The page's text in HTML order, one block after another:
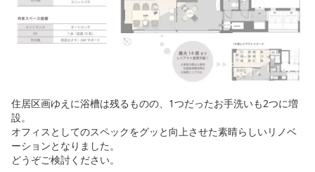
住居区画ゆえに浴槽は残るものの、1つだったお手洗いも2つに増
設。
オフィスとしてのスペックをグッと向上させた素晴らしいリノベ
ーションとなりました。
どうぞご検討ください。